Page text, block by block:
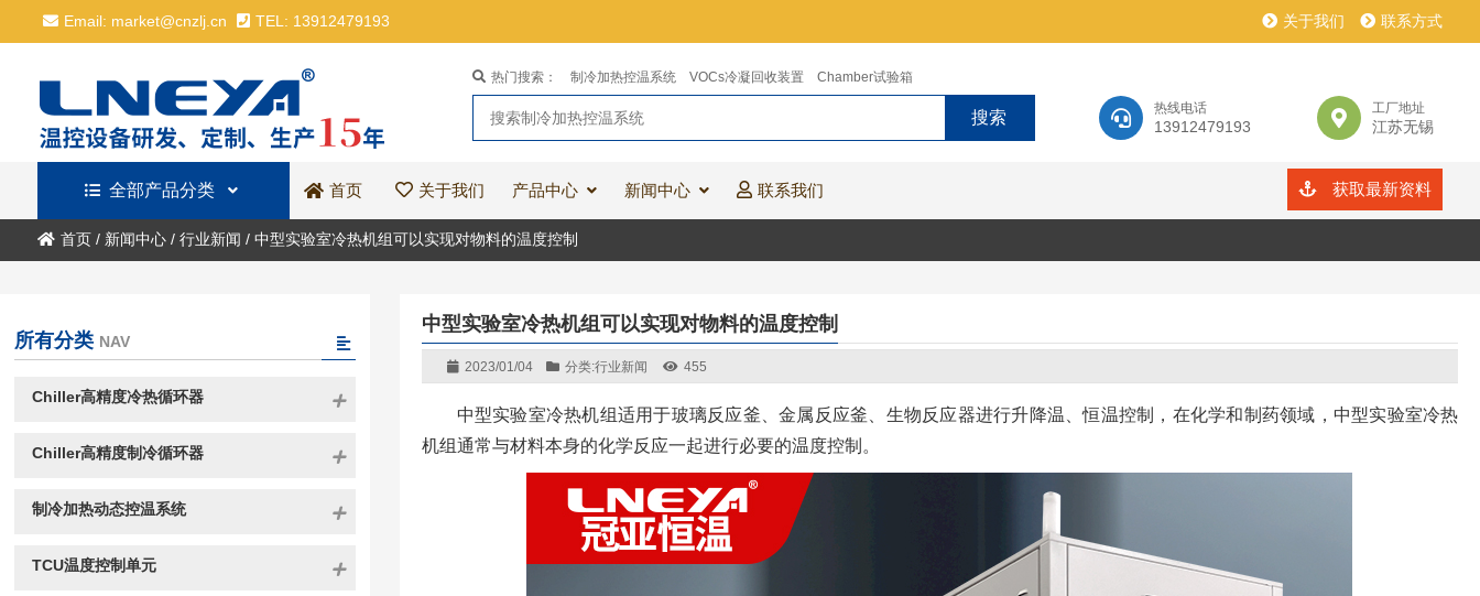
Email: market@cnzlj.cn TEL: 13912479193 关于我们 联系方式
热线电话
13912479193
工厂地址
江苏无锡
热门搜索： 制冷加热控温系统 VOCs冷凝回收装置 Chamber试验箱
全部产品分类 首页 关于我们 产品中心 新闻中心 联系我们 获取最新资料
首页/ 新闻中心/ 行业新闻 / 中型实验室冷热机组可以实现对物料的温度控制
中型实验室冷热机组可以实现对物料的温度控制
2023/01/04 分类:行业新闻 455
中型实验室冷热机组适用于玻璃反应釜、金属反应釜、生物反应器进行升降温、恒温控制，在化学和制药领域，中型实验室冷热
机组通常与材料本身的化学反应一起进行必要的温度控制。
所有分类 NAV
Chiller高精度冷热循环器
Chiller高精度制冷循环器
制冷加热动态控温系统
TCU温度控制单元